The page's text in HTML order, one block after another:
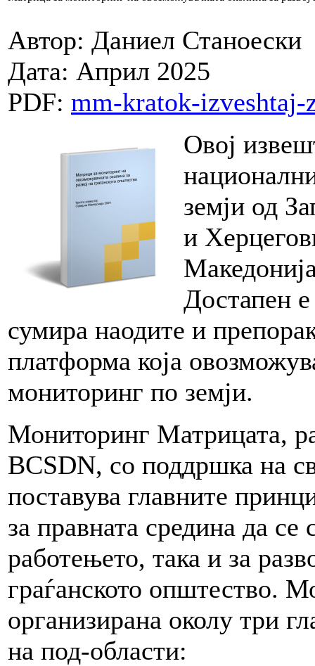
Автор: Даниел Станоески
Дата: Април 2025
PDF: mm-kratok-izveshtaj-
Овој
земји од
и
Достапен е
сумира наодите и
платформа која
мониторинг по земји.
Мониторинг Матрицата,
BCSDN, со поддршка на
поставува главните
за правната средина да се
работењето, така и за
граѓанското општество.
организирана околу три
на под-области: